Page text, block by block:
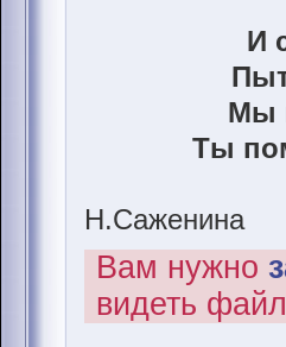
И
Мы
Ты
Н.Саженина
Вам нужно
видеть